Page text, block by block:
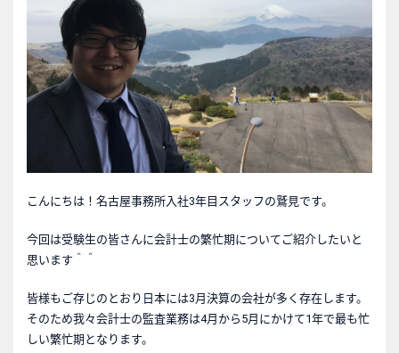
こんにちは！名古屋事務所入社3年目スタッフの鷲見です。
今回は受験生の皆さんに会計士の繁忙期についてご紹介したいと
思います＾＾
皆様もご存じのとおり日本には3月決算の会社が多く存在します。
そのため我々会計士の監査業務は4月から5月にかけて1年で最も忙
しい繁忙期となります。